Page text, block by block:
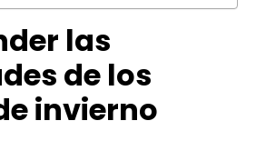
las
de los
invierno